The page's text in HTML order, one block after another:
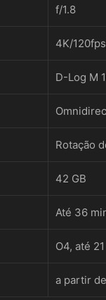
f/1.8
4K/
D-Log M
Rotação
42 GB
Até 36
O4, até
a partir